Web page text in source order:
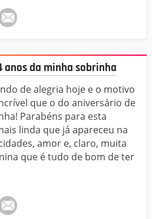
anos da minha sobrinha
de alegria hoje e o motivo
que o do aniversário de
Parabéns para esta
linda que já apareceu na
amor e, claro, muita
que é tudo de bom de ter